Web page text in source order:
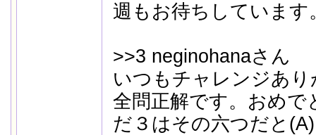
週もお待ちしています
>>3 neginohanaさん
いつもチャレンジあ
全問正解です。おめで
だ３はその六つだと